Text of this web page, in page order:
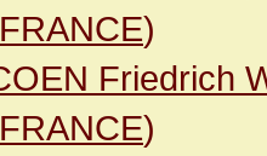
)
Friedrich
)